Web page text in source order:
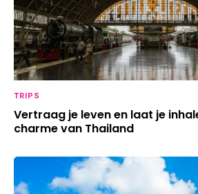
TRIPS
Vertraag je leven en laat je
charme van Thailand